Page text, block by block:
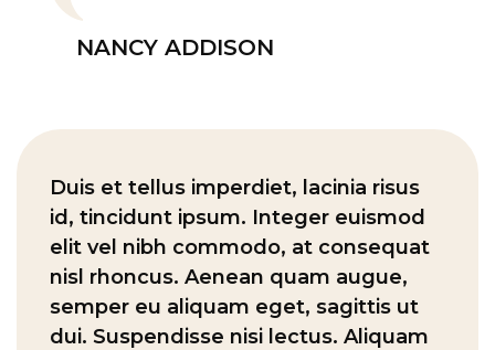
NANCY ADDISON
Duis et tellus imperdiet, lacinia risus
id, tincidunt ipsum. Integer euismod
elit vel nibh commodo, at consequat
nisl rhoncus. Aenean quam augue,
semper eu aliquam eget, sagittis ut
dui. Suspendisse nisi lectus. Aliquam